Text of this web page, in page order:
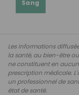
Sang
Les informations
la santé, au bien-être
ne constituent en
prescription médicale.
un professionnel de
état de santé.